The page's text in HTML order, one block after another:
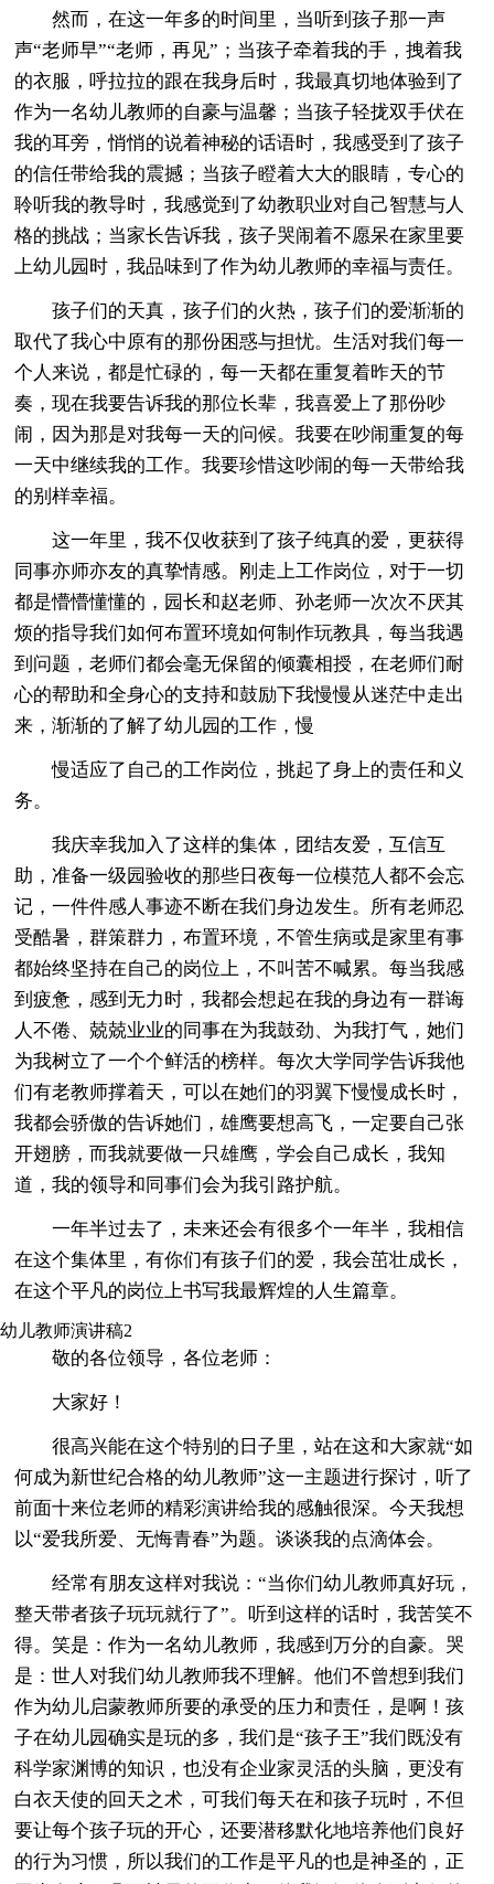
然而，在这一年多的时间里，当听到孩子那一声
声“老师早”“老师，再见”；当孩子牵着我的手，拽着我
的衣服，呼拉拉的跟在我身后时，我最真切地体验到了
作为一名幼儿教师的自豪与温馨；当孩子轻拢双手伏在
我的耳旁，悄悄的说着神秘的话语时，我感受到了孩子
的信任带给我的震撼；当孩子瞪着大大的眼睛，专心的
聆听我的教导时，我感觉到了幼教职业对自己智慧与人
格的挑战；当家长告诉我，孩子哭闹着不愿呆在家里要
上幼儿园时，我品味到了作为幼儿教师的幸福与责任。
孩子们的天真，孩子们的火热，孩子们的爱渐渐的
取代了我心中原有的那份困惑与担忧。生活对我们每一
个人来说，都是忙碌的，每一天都在重复着昨天的节
奏，现在我要告诉我的那位长辈，我喜爱上了那份吵
闹，因为那是对我每一天的问候。我要在吵闹重复的每
一天中继续我的工作。我要珍惜这吵闹的每一天带给我
的别样幸福。
这一年里，我不仅收获到了孩子纯真的爱，更获得
同事亦师亦友的真挚情感。刚走上工作岗位，对于一切
都是懵懵懂懂的，园长和赵老师、孙老师一次次不厌其
烦的指导我们如何布置环境如何制作玩教具，每当我遇
到问题，老师们都会毫无保留的倾囊相授，在老师们耐
心的帮助和全身心的支持和鼓励下我慢慢从迷茫中走出
来，渐渐的了解了幼儿园的工作，慢
慢适应了自己的工作岗位，挑起了身上的责任和义
务。
我庆幸我加入了这样的集体，团结友爱，互信互
助，准备一级园验收的那些日夜每一位模范人都不会忘
记，一件件感人事迹不断在我们身边发生。所有老师忍
受酷暑，群策群力，布置环境，不管生病或是家里有事
都始终坚持在自己的岗位上，不叫苦不喊累。每当我感
到疲惫，感到无力时，我都会想起在我的身边有一群诲
人不倦、兢兢业业的同事在为我鼓劲、为我打气，她们
为我树立了一个个鲜活的榜样。每次大学同学告诉我他
们有老教师撑着天，可以在她们的羽翼下慢慢成长时，
我都会骄傲的告诉她们，雄鹰要想高飞，一定要自己张
开翅膀，而我就要做一只雄鹰，学会自己成长，我知
道，我的领导和同事们会为我引路护航。
一年半过去了，未来还会有很多个一年半，我相信
在这个集体里，有你们有孩子们的爱，我会茁壮成长，
在这个平凡的岗位上书写我最辉煌的人生篇章。
幼儿教师演讲稿2
敬的各位领导，各位老师：
大家好！
很高兴能在这个特别的日子里，站在这和大家就“如
何成为新世纪合格的幼儿教师”这一主题进行探讨，听了
前面十来位老师的精彩演讲给我的感触很深。今天我想
以“爱我所爱、无悔青春”为题。谈谈我的点滴体会。
经常有朋友这样对我说：“当你们幼儿教师真好玩，
整天带者孩子玩玩就行了”。听到这样的话时，我苦笑不
得。笑是：作为一名幼儿教师，我感到万分的自豪。哭
是：世人对我们幼儿教师我不理解。他们不曾想到我们
作为幼儿启蒙教师所要的承受的压力和责任，是啊！孩
子在幼儿园确实是玩的多，我们是“孩子王”我们既没有
科学家渊博的知识，也没有企业家灵活的头脑，更没有
白衣天使的回天之术，可我们每天在和孩子玩时，不但
要让每个孩子玩的开心，还要潜移默化地培养他们良好
的行为习惯，所以我们的工作是平凡的也是神圣的，正